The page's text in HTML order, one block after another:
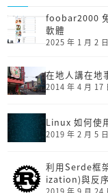
foobar2000
軟體
2025 年 1 月 2 日
在地人講在地
2014 年 4 月 17
Linux 如何使
2019 年 2 月 5 日
利用Serde框
ization)與反